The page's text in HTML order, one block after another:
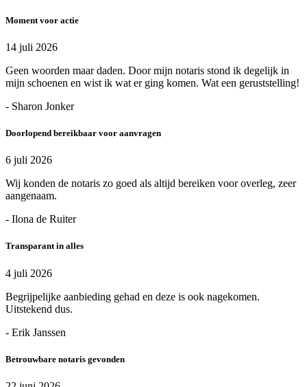
Moment voor actie
14 juli 2026
Geen woorden maar daden. Door mijn notaris stond ik degelijk in
mijn schoenen en wist ik wat er ging komen. Wat een geruststelling!
- Sharon Jonker
Doorlopend bereikbaar voor aanvragen
6 juli 2026
Wij konden de notaris zo goed als altijd bereiken voor overleg, zeer
aangenaam.
- Ilona de Ruiter
Transparant in alles
4 juli 2026
Begrijpelijke aanbieding gehad en deze is ook nagekomen.
Uitstekend dus.
- Erik Janssen
Betrouwbare notaris gevonden